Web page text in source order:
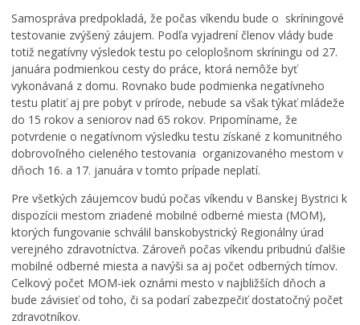
Samospráva predpokladá, že počas víkendu bude o skríningové
testovanie zvýšený záujem. Podľa vyjadrení členov vlády bude
totiž negatívny výsledok testu po celoplošnom skríningu od 27.
januára podmienkou cesty do práce, ktorá nemôže byť
vykonávaná z domu. Rovnako bude podmienka negatívneho
testu platiť aj pre pobyt v prírode, nebude sa však týkať mládeže
do 15 rokov a seniorov nad 65 rokov. Pripomíname, že
potvrdenie o negatívnom výsledku testu získané z komunitného
dobrovoľného cieleného testovania organizovaného mestom v
dňoch 16. a 17. januára v tomto prípade neplatí.
Pre všetkých záujemcov budú počas víkendu v Banskej Bystrici k
dispozícii mestom zriadené mobilné odberné miesta (MOM),
ktorých fungovanie schválil banskobystrický Regionálny úrad
verejného zdravotníctva. Zároveň počas víkendu pribudnú ďalšie
mobilné odberné miesta a navýši sa aj počet odberných tímov.
Celkový počet MOM-iek oznámi mesto v najbližších dňoch a
bude závisieť od toho, či sa podarí zabezpečiť dostatočný počet
zdravotníkov.
t
i
e
M
e
s
t
s
k
é
o
z
a
s
t
u
p
i
u
d
e
p
a
r
t
n
e
r
m
N
e
t
w
o
r
k
r
k
,
i
c
h
v
ý
s
a
b
a
b
u
d
e
r
e